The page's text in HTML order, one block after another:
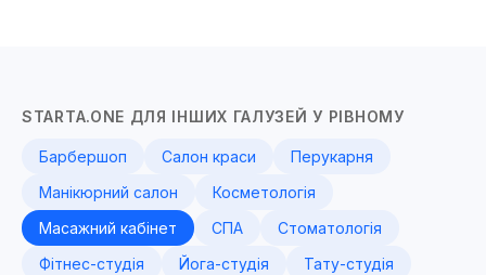
STARTA.ONE ДЛЯ ІНШИХ ГАЛУЗЕЙ У РІВНОМУ
Барбершоп Салон краси
Перукарня
Манікюрний салон
Косметологія
Масажний кабінет
СПА
Стоматологія
Фітнес-студія
Йога-студія
Тату-студія